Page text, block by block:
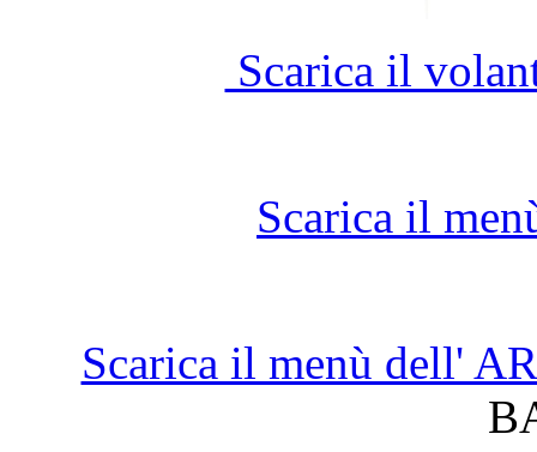
Scarica il
Scarica il
Scarica il menù dell'